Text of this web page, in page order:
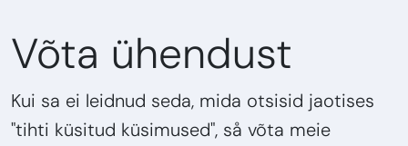
Võta ühendust
Kui sa ei leidnud seda, mida otsisid jaotises
"tihti küsitud küsimused", så võta meie